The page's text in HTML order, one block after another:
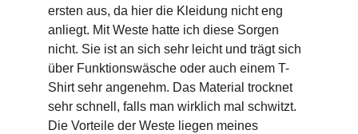
ersten aus, da hier die Kleidung nicht eng
anliegt. Mit Weste hatte ich diese Sorgen
nicht. Sie ist an sich sehr leicht und trägt sich
über Funktionswäsche oder auch einem T-
Shirt sehr angenehm. Das Material trocknet
sehr schnell, falls man wirklich mal schwitzt.
Die Vorteile der Weste liegen meines